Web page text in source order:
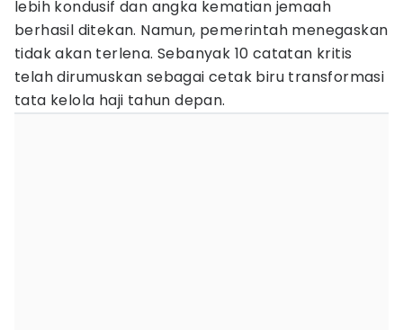
lebih kondusif dan angka kematian jemaah
berhasil ditekan. Namun, pemerintah menegaskan
tidak akan terlena. Sebanyak 10 catatan kritis
telah dirumuskan sebagai cetak biru transformasi
tata kelola haji tahun depan.